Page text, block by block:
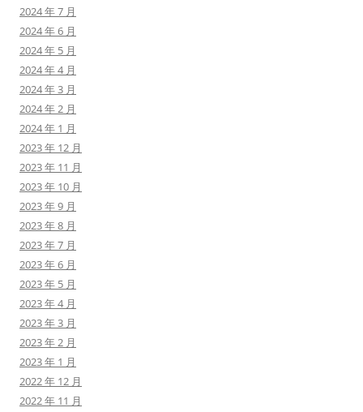
2024 年 7 月
2024 年 6 月
2024 年 5 月
2024 年 4 月
2024 年 3 月
2024 年 2 月
2024 年 1 月
2023 年 12 月
2023 年 11 月
2023 年 10 月
2023 年 9 月
2023 年 8 月
2023 年 7 月
2023 年 6 月
2023 年 5 月
2023 年 4 月
2023 年 3 月
2023 年 2 月
2023 年 1 月
2022 年 12 月
2022 年 11 月